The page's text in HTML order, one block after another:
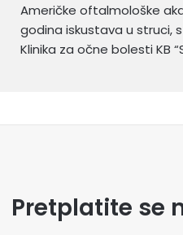
Američke oftalmološke
godina iskustava u struci,
Klinika za očne bolesti KB
Pretplatite se